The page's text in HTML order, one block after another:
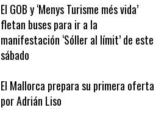
El GOB y ‘Menys Turisme més vida’
fletan buses para ir a la
manifestación ‘Sóller al límit’ de este
sábado
El Mallorca prepara su primera oferta
por Adrián Liso